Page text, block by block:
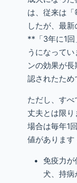
は、従来は
したが、最
**「3年に1
うになって
ンの効果が
認されたため
ただし、す
丈夫とは限
場合は毎年1
値があります
免疫力
犬、持病